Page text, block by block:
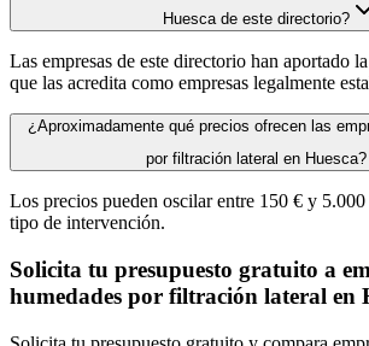
Huesca de este directorio?
Las empresas de este directorio han aportado
que las acredita como empresas legalmente
¿Aproximadamente qué precios ofrecen las
por filtración lateral en Huesca?
Los precios pueden oscilar entre 150 € y
tipo de intervención.
Solicita tu presupuesto gratuito a
humedades por filtración lateral en